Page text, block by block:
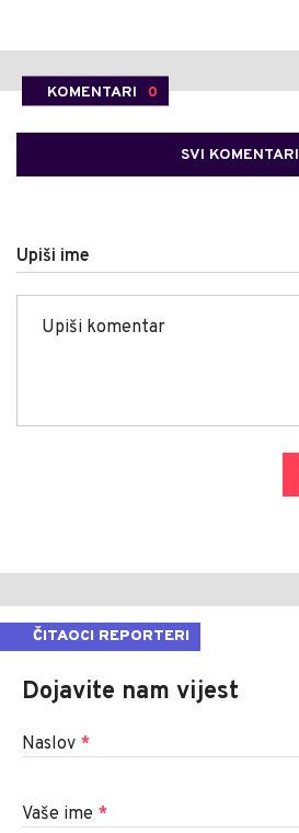
KOMENTARI 0
SVI KOMENTARI
Upiši ime
ČITAOCI REPORTERI
Dojavite nam vijest
Naslov *
Vaše ime *